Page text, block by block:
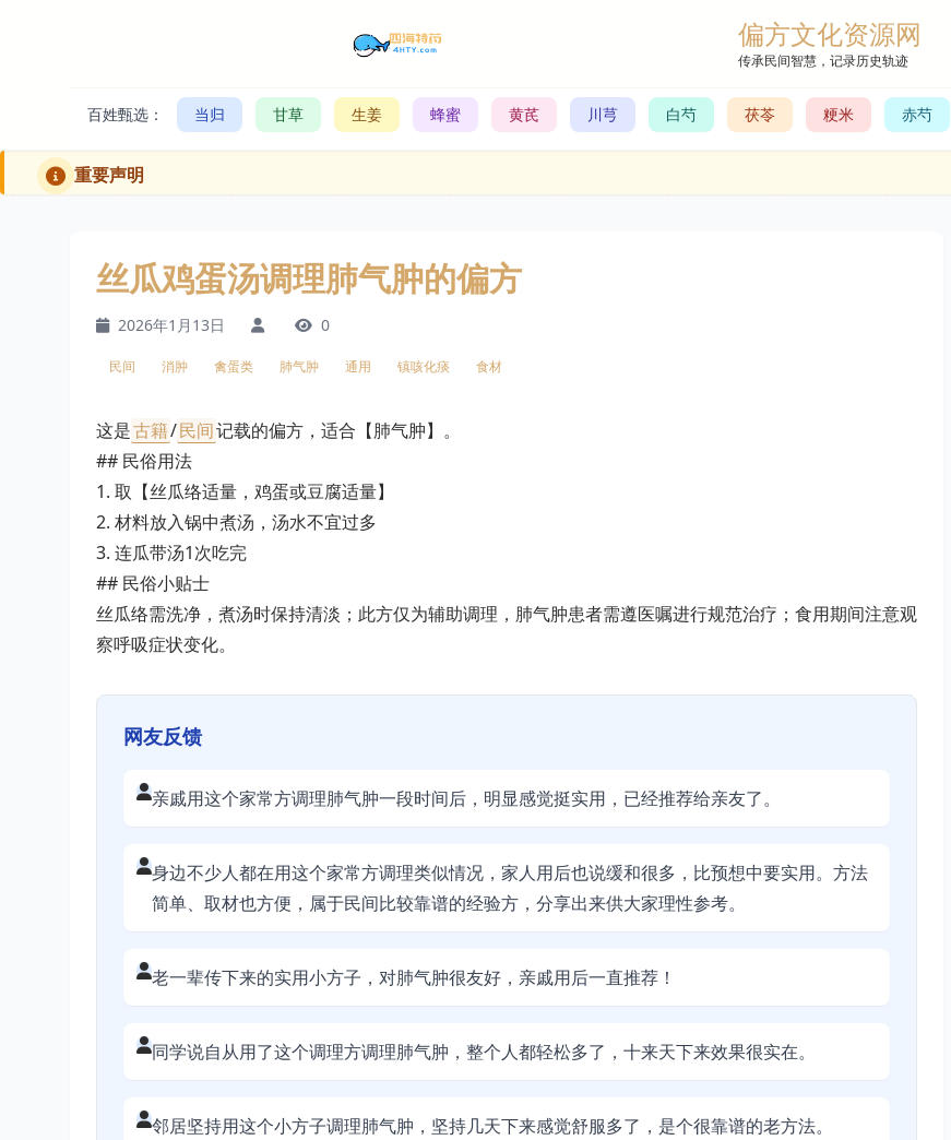
偏方文化资源网
传承民间智慧，记录历史轨迹
百姓甄选： 当归 甘草 生姜 蜂蜜 黄芪 川芎 白芍 茯苓 粳米 赤芍
重要声明
丝瓜鸡蛋汤调理肺气肿的偏方
2026年1月13日 0
民间 消肿 禽蛋类 肺气肿 通用 镇咳化痰 食材
这是古籍/民间记载的偏方，适合【肺气肿】。
## 民俗用法
1. 取【丝瓜络适量，鸡蛋或豆腐适量】
2. 材料放入锅中煮汤，汤水不宜过多
3. 连瓜带汤1次吃完
## 民俗小贴士
丝瓜络需洗净，煮汤时保持清淡；此方仅为辅助调理，肺气肿患者需遵医嘱进行规范治疗；食用期间注意观
察呼吸症状变化。
网友反馈
亲戚用这个家常方调理肺气肿一段时间后，明显感觉挺实用，已经推荐给亲友了。
身边不少人都在用这个家常方调理类似情况，家人用后也说缓和很多，比预想中要实用。方法
简单、取材也方便，属于民间比较靠谱的经验方，分享出来供大家理性参考。
老一辈传下来的实用小方子，对肺气肿很友好，亲戚用后一直推荐！
同学说自从用了这个调理方调理肺气肿，整个人都轻松多了，十来天下来效果很实在。
邻居坚持用这个小方子调理肺气肿，坚持几天下来感觉舒服多了，是个很靠谱的老方法。